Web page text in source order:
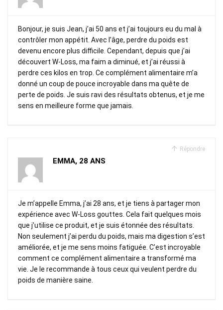
Bonjour, je suis Jean, j’ai 50 ans et j’ai toujours eu du mal à
contrôler mon appétit. Avec l’âge, perdre du poids est
devenu encore plus difficile. Cependant, depuis que j’ai
découvert W-Loss, ma faim a diminué, et j’ai réussi à
perdre ces kilos en trop. Ce complément alimentaire m’a
donné un coup de pouce incroyable dans ma quête de
perte de poids. Je suis ravi des résultats obtenus, et je me
sens en meilleure forme que jamais.
Répondre
EMMA, 28 ANS
Je m’appelle Emma, j’ai 28 ans, et je tiens à partager mon
expérience avec W-Loss gouttes. Cela fait quelques mois
que j’utilise ce produit, et je suis étonnée des résultats.
Non seulement j’ai perdu du poids, mais ma digestion s’est
améliorée, et je me sens moins fatiguée. C’est incroyable
comment ce complément alimentaire a transformé ma
vie. Je le recommande à tous ceux qui veulent perdre du
poids de manière saine.